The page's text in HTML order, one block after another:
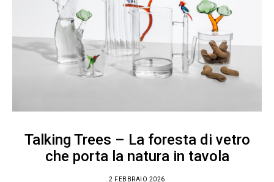
Talking Trees – La foresta di vetro
che porta la natura in tavola
2 FEBBRAIO 2026